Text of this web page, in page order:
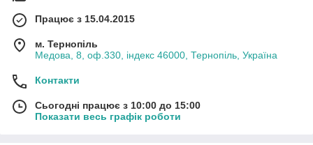
Працює з 15.04.2015
м. Тернопіль
Медова, 8, оф.330, індекс 46000, Тернопіль, Україна
Контакти
Сьогодні працює з 10:00 до 15:00
Показати весь графік роботи